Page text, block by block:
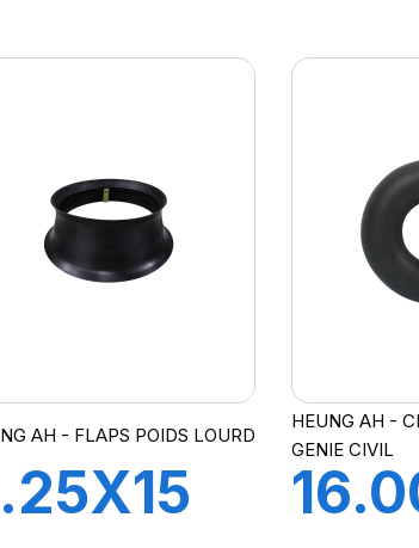
AH - FLAPS POIDS LOURD
HEUNG AH -
GENIE CIVIL